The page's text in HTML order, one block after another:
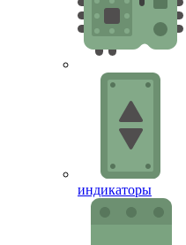
индикаторы